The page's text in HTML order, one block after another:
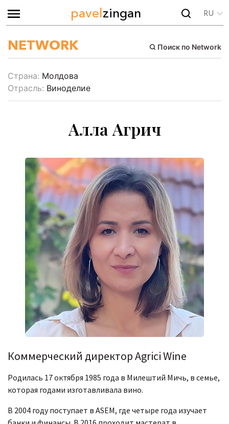
pavelzingan RU
NETWORK Поиск по Network
Страна: Молдова
Отрасль: Виноделие
Алла Агрич
Коммерческий директор Agrici Wine
Родилась 17 октября 1985 года в Милештий Мичь, в семье,
которая годами изготавливала вино.
В 2004 году поступает в ASEM, где четыре года изучает